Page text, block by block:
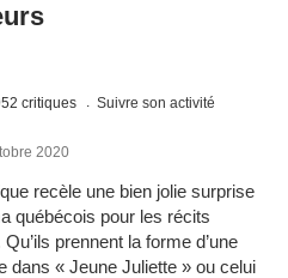
critiques Suivre son activité
2020
recèle une bien jolie surprise
québécois pour les récits
prennent la forme d’une
dans « Jeune Juliette » ou celui